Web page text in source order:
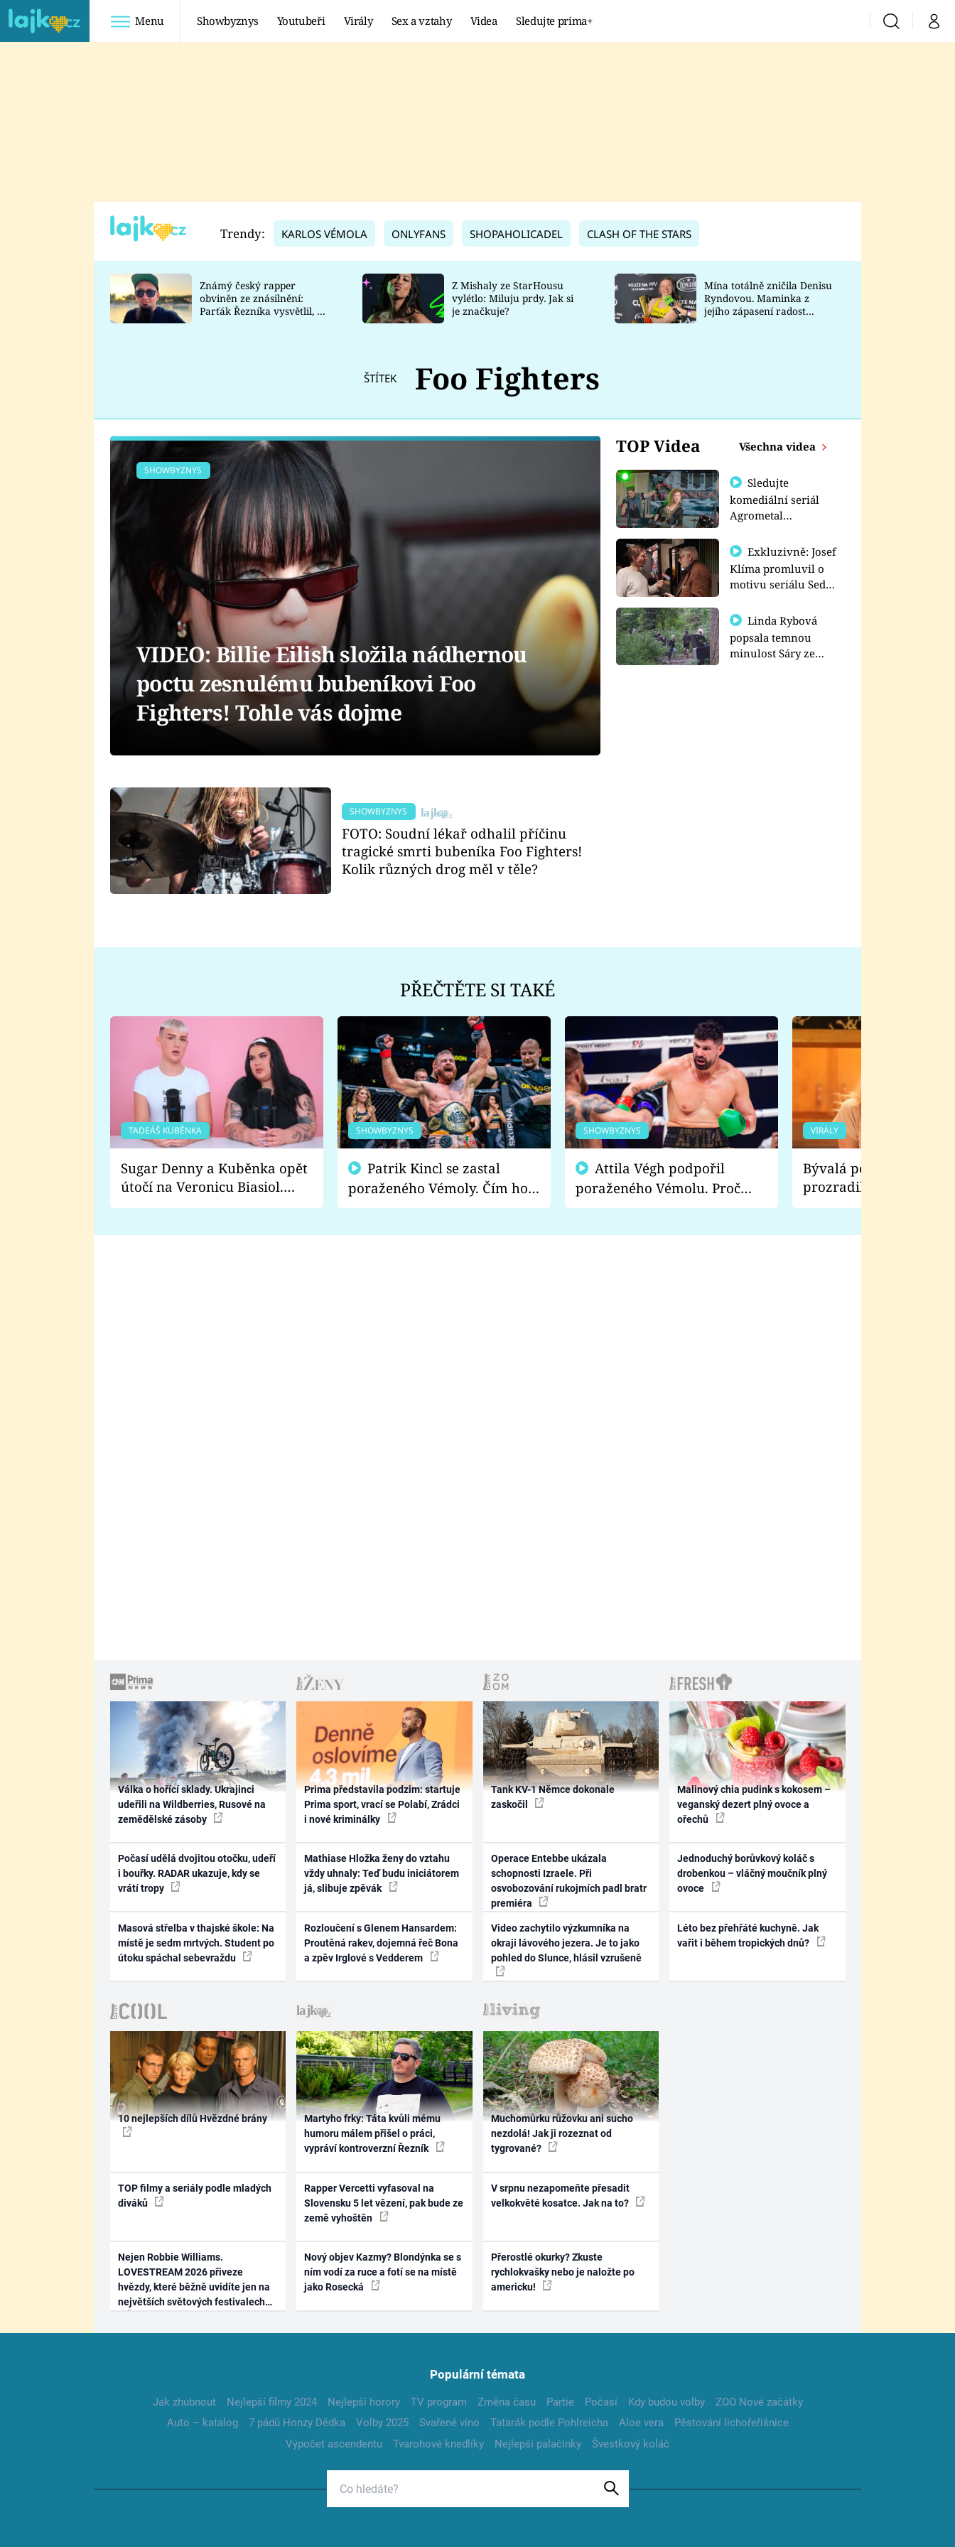
Menu Showbyznys Youtubeři Virály Sex a vztahy Videa Sledujte prima+ VyhledáváníMůj
TADEÁŠ KUBĚNKA
DATEL
Prima Lajk
Sledujte nás
Trendy: KARLOS VÉMOLA ONLYFANS SHOPAHOLICADEL CLASH OF THE STARS
Známý český rapper
obviněn ze znásilnění:
Parťák Řezníka vysvětlil, co
Z Mishaly ze StarHousu
vylétlo: Miluju prdy. Jak si
je značkuje?
Mína totálně zničila Denisu
Ryndovou. Maminka z
jejího zápasení radost
ŠTÍTEK Foo Fighters
TOP Videa Všechna videa
Sledujte
komediální seriál
Agrometal
prima+
Exkluzivně: Josef
Klíma promluvil o
motivu seriálu Sedm
Linda Rybová
popsala temnou
minulost Sáry ze
SHOWBYZNYS
VIDEO: Billie Eilish složila nádhernou
poctu zesnulému bubeníkovi Foo
Fighters! Tohle vás dojme
SHOWBYZNYS
FOTO: Soudní lékař odhalil příčinu
tragické smrti bubeníka Foo Fighters!
Kolik různých drog měl v těle?
PŘEČTĚTE SI TAKÉ
TADEÁŠ KUBĚNKA
Sugar Denny a Kuběnka opět
útočí na Veronicu Biasiol.
Proč je podle nich falešná a
SHOWBYZNYS
poraženého Vémoly. Čím ho
fanoušci naštvali?
SHOWBYZNYS
poraženého Vémolu. Proč
chce raději zápasit s ním než
VIRÁLY
Bývalá pornoherečka
prozradila, co ji
natáčení Euforie.
Válka o hořící sklady. Ukrajinci
udeřili na Wildberries, Rusové na
zemědělské zásoby
Počasí udělá dvojitou otočku, udeří
i bouřky. RADAR ukazuje, kdy se
vrátí tropy
Masová střelba v thajské škole: Na
místě je sedm mrtvých. Student po
útoku spáchal sebevraždu
Prima představila podzim: startuje
Prima sport, vrací se Polabí, Zrádci
i nové kriminálky
Mathiase Hložka ženy do vztahu
vždy uhnaly: Teď budu iniciátorem
já, slibuje zpěvák
Rozloučení s Glenem Hansardem:
Proutěná rakev, dojemná řeč Bona
a zpěv Irglové s Vedderem
Tank KV-1 Němce dokonale
zaskočil
Operace Entebbe ukázala
schopnosti Izraele. Při
osvobozování rukojmích padl bratr
premiéra
Video zachytilo výzkumníka na
okraji lávového jezera. Je to jako
pohled do Slunce, hlásil vzrušeně
Malinový chia pudink s kokosem –
veganský dezert plný ovoce a
ořechů
Jednoduchý borůvkový koláč s
drobenkou – vláčný moučník plný
ovoce
Léto bez přehřáté kuchyně. Jak
vařit i během tropických dnů?
10 nejlepších dílů Hvězdné brány
TOP filmy a seriály podle mladých
diváků
Nejen Robbie Williams.
LOVESTREAM 2026 přiveze
hvězdy, které běžně uvidíte jen na
největších světových festivalech
Martyho frky: Táta kvůli mému
humoru málem přišel o práci,
vypráví kontroverzní Řezník
Rapper Vercetti vyfasoval na
Slovensku 5 let vězení, pak bude ze
země vyhoštěn
Nový objev Kazmy? Blondýnka se s
ním vodí za ruce a fotí se na místě
jako Rosecká
Muchomůrku růžovku ani sucho
nezdolá! Jak ji rozeznat od
tygrované?
V srpnu nezapomeňte přesadit
velkokvěté kosatce. Jak na to?
Přerostlé okurky? Zkuste
rychlokvašky nebo je naložte po
americku!
Populární témata
Jak zhubnout Nejlepší filmy 2024 Nejlepší horory TV program Změna času Partie Počasí Kdy budou volby
ZOO Nové začátky
Auto – katalog
7 pádů Honzy Dědka Volby 2025 Svařené víno Tatarák podle Pohlreicha Aloe vera
Pěstování lichořeřišnice
Výpočet ascendentu
Tvarohové knedlíky Nejlepší palačinky Švestkový koláč